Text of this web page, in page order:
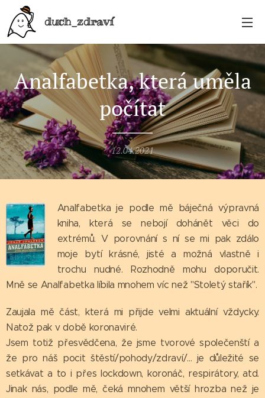
duch_zdraví
Analfabetka, která uměla
počítat
12.04.2021
Analfabetka je podle mě báječná výpravná
kniha, která se nebojí dohánět věci do
extrémů. V porovnání s ní se mi pak zdálo
moje bytí krásné, jisté a možná vlastně i
trochu nudné. Rozhodně mohu doporučit.
Mně se Analfabetka líbila mnohem víc než "Stoletý stařík".
Zaujala mě část, která mi přijde velmi aktuální vždycky.
Natož pak v době koronaviré.
Jsem totiž přesvědčena, že jsme tvorové společenští a
že pro náš pocit štěstí/pohody/zdraví/... je důležité se
setkávat a to i přes lockdown, koronáč, respirátory, atd.
Jinak nás, podle mě, čeká mnohem větší hrozba než je